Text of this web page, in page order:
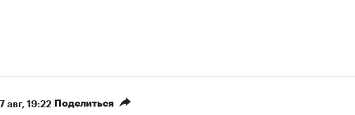
авг, 19:22 Поделиться